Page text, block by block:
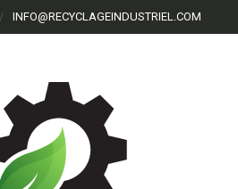
INFO@RECYCLAGEINDUSTRIEL.COM